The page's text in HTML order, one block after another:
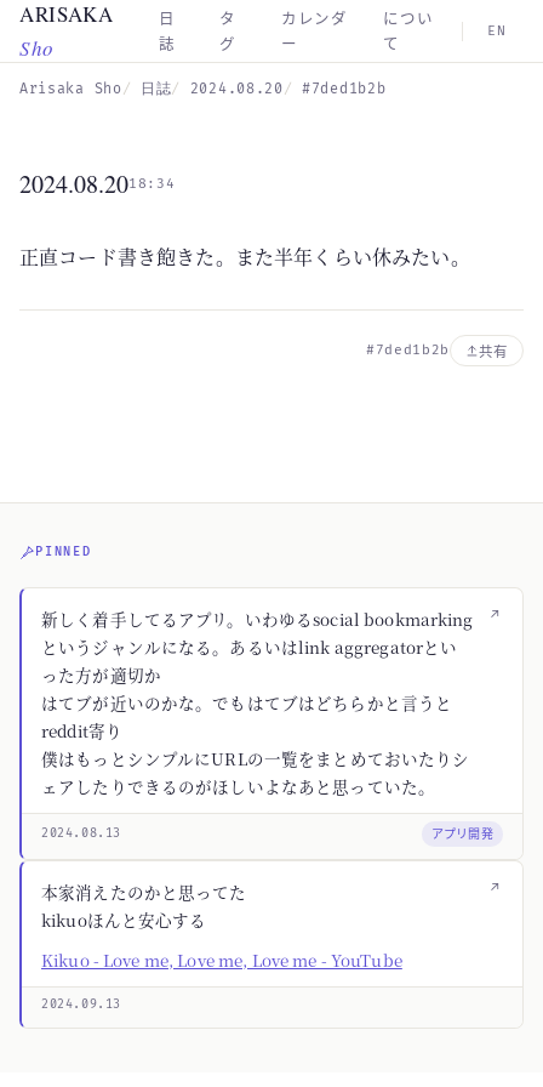
Skip to main content
ARISAKA
Sho
日
誌
タ
グ
カレンダ
ー
につい
て
EN
Arisaka Sho 日誌 2024.08.20 #7ded1b2b
2024.08.2018:34
正直コード書き飽きた。また半年くらい休みたい。
#7ded1b2b 共有
PINNED
↗
新しく着手してるアプリ。いわゆるsocial bookmarking
というジャンルになる。あるいはlink aggregatorとい
った方が適切か
はてブが近いのかな。でもはてブはどちらかと言うと
reddit寄り
僕はもっとシンプルにURLの一覧をまとめておいたりシ
ェアしたりできるのがほしいよなあと思っていた。
2024.08.13 アプリ開発
↗
本家消えたのかと思ってた
kikuoほんと安心する
Kikuo - Love me, Love me, Love me - YouTube
2024.09.13